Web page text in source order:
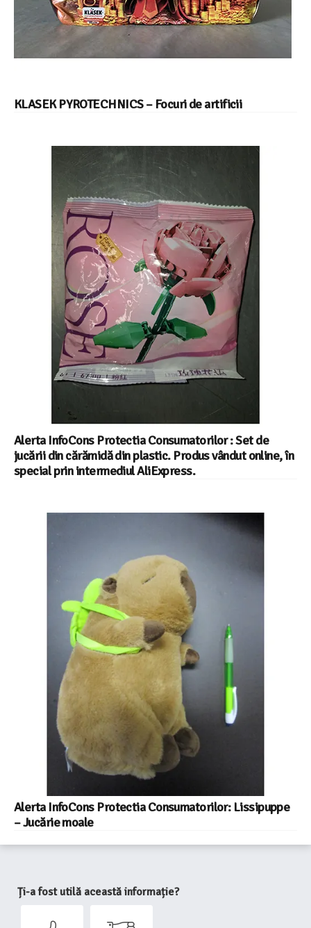
KLASEK PYROTECHNICS – Focuri de artificii
Alerta InfoCons Protectia Consumatorilor : Set de
jucării din cărămidă din plastic. Produs vândut online, în
special prin intermediul AliExpress.
Alerta InfoCons Protectia Consumatorilor: Lissipuppe
– Jucărie moale
Ți-a fost utilă această informație?